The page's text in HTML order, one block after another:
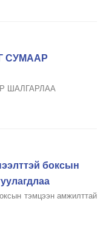
СУМААР
ШАЛГАРЛАА
боксын
тэмцээн амжилттай